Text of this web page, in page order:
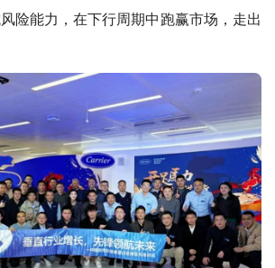
险能力，在下行周期中跑赢市场，走出